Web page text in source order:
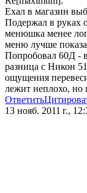
Ехал в магазин
Подержал в руках
менюшка менее
меню лучше
Попробовал 60Д -
разница с Никон
ощущения
лежит неплохо,
Ответить
13 нояб. 2011 г.,